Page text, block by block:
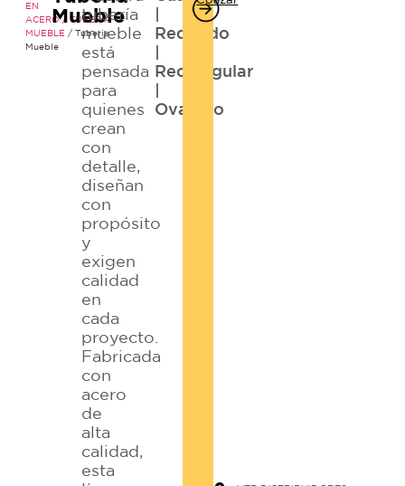
EN
ACERO/ TUBERIA
MUEBLE / Tuberia
Mueble
Mueble
tubería
mueble
está
pensada
para
quienes
crean
con
detalle,
diseñan
con
propósito
y
exigen
calidad
en
cada
proyecto.
Fabricada
con
acero
de
alta
calidad,
esta
|
Redondo
|
Rectangular
|
Ovalado